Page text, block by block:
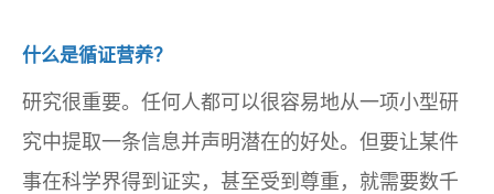
什么是循证营养？
研究很重要。任何人都可以很容易地从一项小型研
究中提取一条信息并声明潜在的好处。但要让某件
事在科学界得到证实，甚至受到尊重，就需要数千